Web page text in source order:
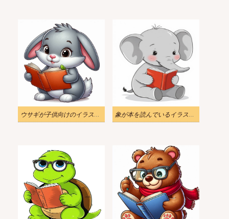
ウサギが子供向けのイラストを読んでいます 象が本を読んでいるイラスト画像